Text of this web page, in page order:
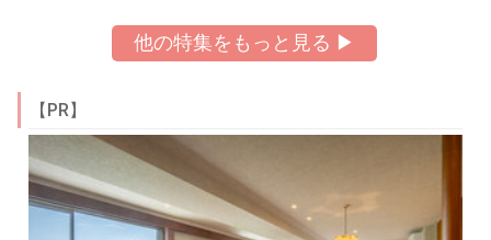
他の特集をもっと見る ▶
【PR】